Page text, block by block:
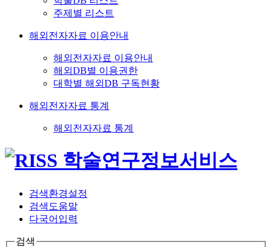
주제별 리스트
해외전자자료 이용안내
해외전자자료 이용안내
해외DB별 이용권한
대학별 해외DB 구독현황
해외전자자료 통계
해외전자자료 통계
검색환경설정
검색도움말
다국어입력
검색